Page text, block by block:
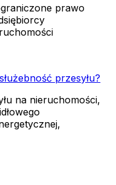
prawo
przesyłu?
na nieruchomości,